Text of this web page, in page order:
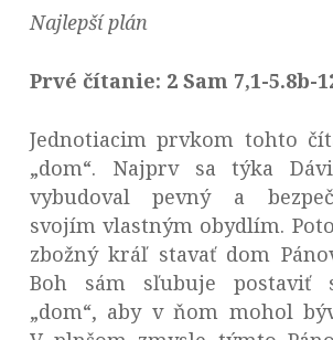
Najlepší plán
Prvé čítanie: 2 Sam 7,1-5.8b-
Jednotiacim prvkom tohto
„dom“. Najprv sa týka
vybudoval pevný a
svojím vlastným obydlím.
zbožný kráľ stavať dom
Boh sám sľubuje postaviť
„dom“, aby v ňom mohol